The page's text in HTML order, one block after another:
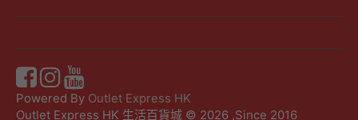
Powered By Outlet Express HK
Outlet Express HK 生活百貨城 © 2026 ,Since 2016